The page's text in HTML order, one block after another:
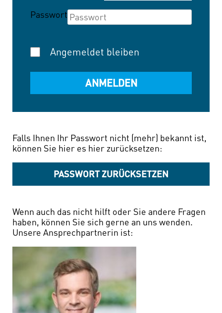
Passwort
Angemeldet bleiben
Falls Ihnen Ihr Passwort nicht (mehr) bekannt ist,
können Sie hier es hier zurücksetzen:
PASSWORT ZURÜCKSETZEN
Wenn auch das nicht hilft oder Sie andere Fragen
haben, können Sie sich gerne an uns wenden.
Unsere Ansprechpartnerin ist: